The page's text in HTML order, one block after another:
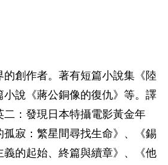
創作者。著有短篇小說集《陸
說《蔣公銅像的復仇》等。譯
：發現日本特攝電影黃金年
寂：繁星間尋找生命》、《錫
的起始、終篇與續章》、《他